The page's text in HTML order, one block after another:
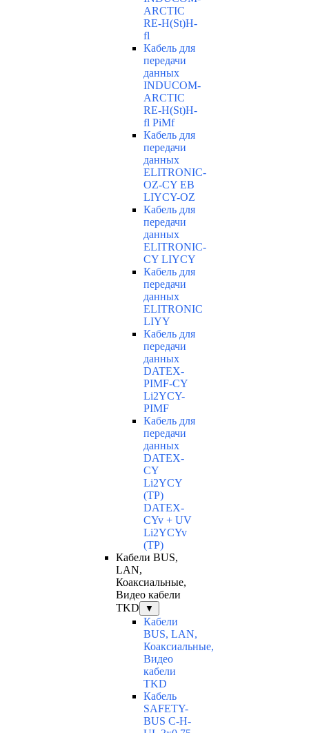
ARCTIC
RE-H(St)H-
fl
Кабель для
передачи
данных
INDUCOM-
ARCTIC
RE-H(St)H-
fl PiMf
Кабель для
передачи
данных
ELITRONIC-
OZ-CY EB
LIYCY-OZ
Кабель для
передачи
данных
ELITRONIC-
CY LIYCY
Кабель для
передачи
данных
ELITRONIC
LIYY
Кабель для
передачи
данных
DATEX-
PIMF-CY
Li2YCY-
PIMF
Кабель для
передачи
данных
DATEX-
CY
Li2YCY
(TP)
DATEX-
CYv + UV
Li2YCYv
(TP)
Кабели BUS,
LAN,
Коаксиальные,
Видео кабели
TKD
▼
Кабели
BUS, LAN,
Коаксиальные,
Видео
кабели
TKD
Кабель
SAFETY-
BUS C-H-